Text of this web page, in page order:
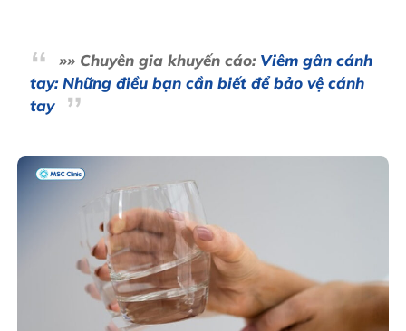
»» Chuyên gia khuyến cáo: Viêm gân cánh
tay: Những điều bạn cần biết để bảo vệ cánh
tay